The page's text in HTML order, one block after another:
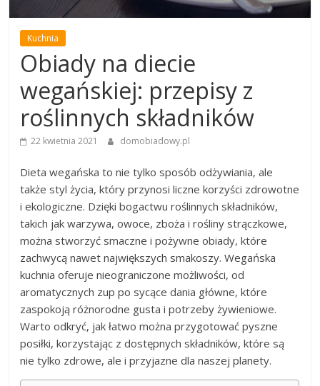
Kuchnia
Obiady na diecie
wegańskiej: przepisy z
roślinnych składników
22 kwietnia 2021 domobiadowy.pl
Dieta wegańska to nie tylko sposób odżywiania, ale
także styl życia, który przynosi liczne korzyści zdrowotne
i ekologiczne. Dzięki bogactwu roślinnych składników,
takich jak warzywa, owoce, zboża i rośliny strączkowe,
można stworzyć smaczne i pożywne obiady, które
zachwycą nawet największych smakoszy. Wegańska
kuchnia oferuje nieograniczone możliwości, od
aromatycznych zup po sycące dania główne, które
zaspokoją różnorodne gusta i potrzeby żywieniowe.
Warto odkryć, jak łatwo można przygotować pyszne
posiłki, korzystając z dostępnych składników, które są
nie tylko zdrowe, ale i przyjazne dla naszej planety.